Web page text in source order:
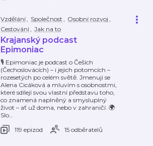
Vzdělání, Společnost , Osobní rozvoj ,
Cestování, Jak na to
Krajanský podcast
Epimoniac
🎙️ Epimoniac je podcast o Češích
(Čechoslovácích) – i jejich potomcích –
rozesetých po celém světě. Jmenuji se
Alena Cicáková a mluvím s osobnostmi,
které sdílejí svou vlastní představu toho,
co znamená naplněný a smysluplný
život – ať už doma, nebo v zahraničí. 🌍
Slo…
119 epizod
15 odběratelů